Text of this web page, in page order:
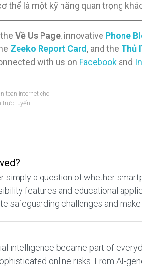
thể là một kỹ năng quan trọng
Về Us Page, innovative Phone
Zeeko Report Card , and the Thủ
with us on Facebook and
toàn internet cho
trực tuyến
a question of whether
features and educational
safeguarding challenges and make
intelligence became part of
online risks. From AI-